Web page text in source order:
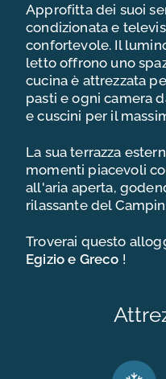
L’ESPERIENZA
MAÏANA
I NOSTRI
OFFERTE E
HOLIDAYS
TURISMO IN
CONTATTI E
Approfitta dei suoi
condizionata e
confortevole. Il
letto offrono uno
cucina è attrezzata
pasti e ogni camera
e cuscini per il
La sua terrazza
momenti piacevoli
all'aria aperta,
rilassante del
Troverai questo
Egizio e Greco !